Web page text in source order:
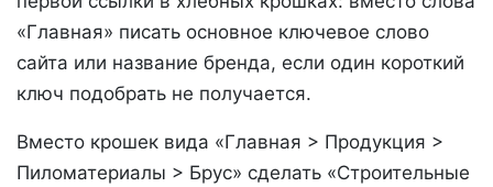
«Главная» писать основное ключевое слово
сайта или название бренда, если один короткий
ключ подобрать не получается.
Вместо крошек вида «Главная > Продукция >
Пиломатериалы > Брус» сделать «Строительные